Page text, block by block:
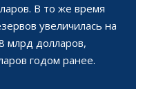
В то же время
увеличилась на
млрд долларов,
годом ранее.